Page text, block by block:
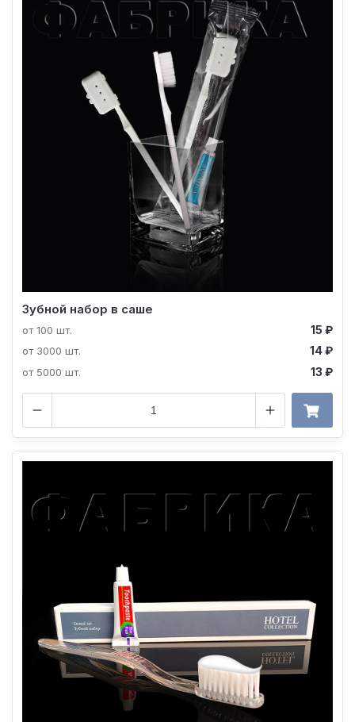
Зубной набор в саше
от 100 шт. 15 ₽
от 3000 шт. 14 ₽
от 5000 шт. 13 ₽